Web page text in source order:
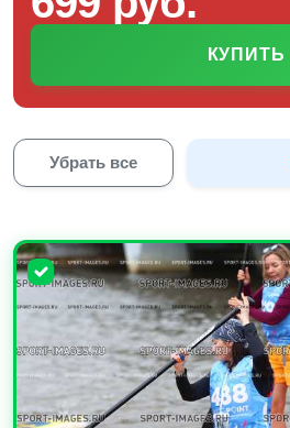
КУПИТЬ
Убрать все